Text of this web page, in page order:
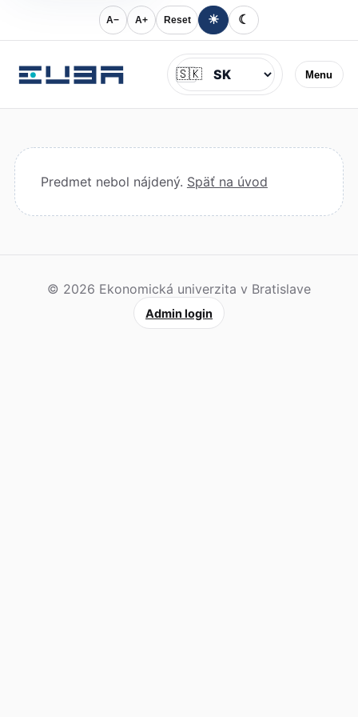
A− A+ Reset ☀ ☾
Menu
Jazyk
🇸🇰
Predmet nebol nájdený. Späť na úvod
© 2026 Ekonomická univerzita v Bratislave
Admin login